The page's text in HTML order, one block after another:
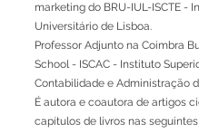
marketing do BRU-IUL-ISCTE -
Universitário de Lisboa.
Professor Adjunto na Coimbra
School - ISCAC - Instituto
Contabilidade e Administração
É autora e coautora de artigos
capítulos de livros nas seguintes